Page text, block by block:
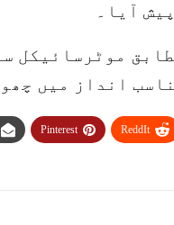
آیا۔
موٹرسائیکل
انداز میں
ReddIt
Pinterest